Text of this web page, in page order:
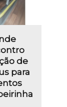
de
para